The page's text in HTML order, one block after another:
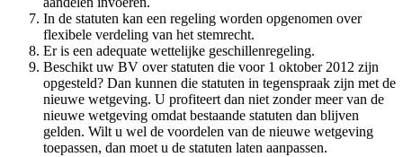
In de statuten kan een regeling worden opgenomen over
flexibele verdeling van het stemrecht.
Er is een adequate wettelijke geschillenregeling.
Beschikt uw BV over statuten die voor 1 oktober 2012 zijn
opgesteld? Dan kunnen die statuten in tegenspraak zijn met de
nieuwe wetgeving. U profiteert dan niet zonder meer van de
nieuwe wetgeving omdat bestaande statuten dan blijven
gelden. Wilt u wel de voordelen van de nieuwe wetgeving
toepassen, dan moet u de statuten laten aanpassen.